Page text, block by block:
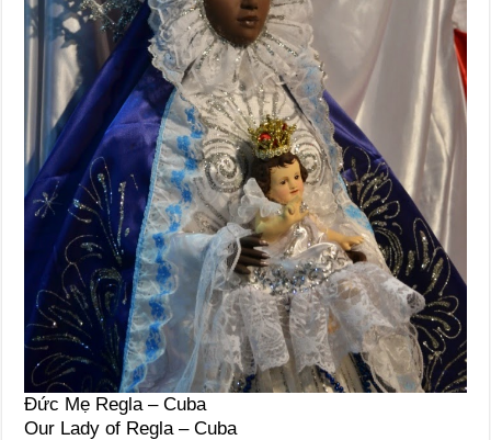
Đức Mẹ Regla – Cuba
Our Lady of Regla – Cuba